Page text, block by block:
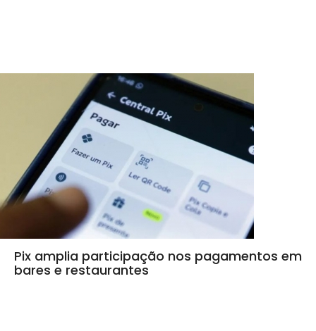
Pix amplia participação nos pagamentos em
bares e restaurantes